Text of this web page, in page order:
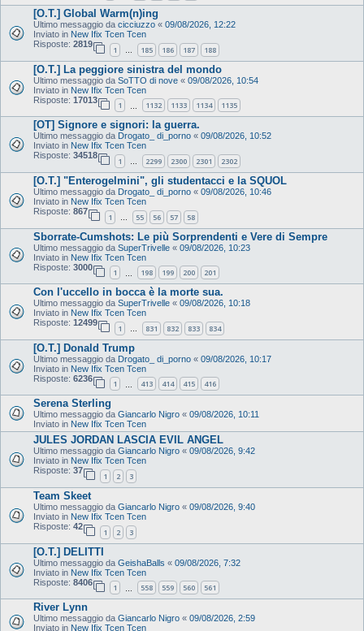
[O.T.] Global Warm(n)ing
Ultimo messaggio da cicciuzzo « 09/08/2026, 12:22
Inviato in New Ifix Tcen Tcen
Risposte: 2819
1 … 185 186 187 188
[O.T.] La peggiore sinistra del mondo
Ultimo messaggio da SoTTO di nove « 09/08/2026, 10:54
Inviato in New Ifix Tcen Tcen
Risposte: 17013
1 1132 1133 1134 1135
[OT] Signore e signori: la guerra.
Ultimo messaggio da Drogato_ di_porno « 09/08/2026, 10:52
Inviato in New Ifix Tcen Tcen
Risposte: 34518
1 … 2299 2300 2301 2302
[O.T.] "Enterogelmini", gli studentacci e la SQUOL
Ultimo messaggio da Drogato_ di_porno « 09/08/2026, 10:46
Inviato in New Ifix Tcen Tcen
Risposte: 867
1 … 55 56 57 58
Sborrate-Cumshots: Le più Sorprendenti e Vere di Sempre
Ultimo messaggio da SuperTrivelle « 09/08/2026, 10:23
Inviato in New Ifix Tcen Tcen
Risposte: 3000
1 198 199 200 201
Con l'uccello in bocca è la morte sua.
Ultimo messaggio da SuperTrivelle « 09/08/2026, 10:18
Inviato in New Ifix Tcen Tcen
Risposte: 12499
1 … 831 832 833 834
[O.T.] Donald Trump
Ultimo messaggio da Drogato_ di_porno « 09/08/2026, 10:17
Inviato in New Ifix Tcen Tcen
Risposte: 6236
1 413 414 415 416
Serena Sterling
Ultimo messaggio da Giancarlo Nigro « 09/08/2026, 10:11
Inviato in New Ifix Tcen Tcen
JULES JORDAN LASCIA EVIL ANGEL
Ultimo messaggio da Giancarlo Nigro « 09/08/2026, 9:42
Inviato in New Ifix Tcen Tcen
Risposte: 37
1 2 3
Team Skeet
Ultimo messaggio da Giancarlo Nigro « 09/08/2026, 9:40
Inviato in New Ifix Tcen Tcen
Risposte: 42
1 2 3
[O.T.] DELITTI
Ultimo messaggio da GeishaBalls « 09/08/2026, 7:32
Inviato in New Ifix Tcen Tcen
Risposte: 8406
1 558 559 560 561
River Lynn
Ultimo messaggio da Giancarlo Nigro « 09/08/2026, 2:59
Inviato in New Ifix Tcen Tcen